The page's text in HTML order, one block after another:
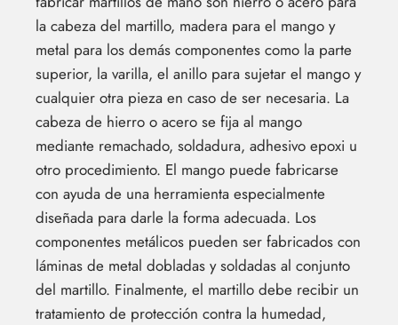
la cabeza del martillo, madera para el mango y
metal para los demás componentes como la parte
superior, la varilla, el anillo para sujetar el mango y
cualquier otra pieza en caso de ser necesaria. La
cabeza de hierro o acero se fija al mango
mediante remachado, soldadura, adhesivo epoxi u
otro procedimiento. El mango puede fabricarse
con ayuda de una herramienta especialmente
diseñada para darle la forma adecuada. Los
componentes metálicos pueden ser fabricados con
láminas de metal dobladas y soldadas al conjunto
del martillo. Finalmente, el martillo debe recibir un
tratamiento de protección contra la humedad,